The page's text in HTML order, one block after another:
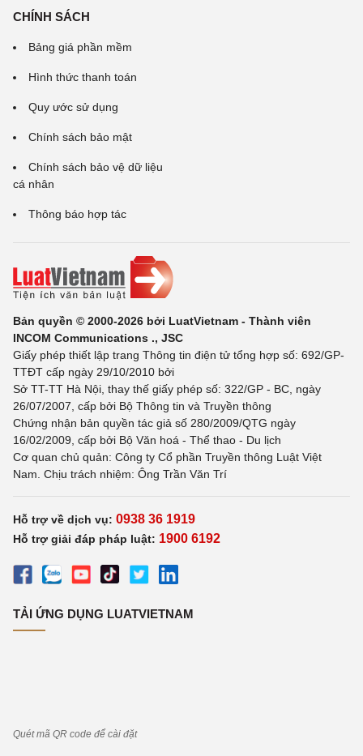
CHÍNH SÁCH
Bảng giá phần mềm
Hình thức thanh toán
Quy ước sử dụng
Chính sách bảo mật
Chính sách bảo vệ dữ liệu
cá nhân
Thông báo hợp tác
Bản quyền © 2000-2026 bởi LuatVietnam - Thành viên
INCOM Communications ., JSC
Giấy phép thiết lập trang Thông tin điện tử tổng hợp số: 692/GP-
TTĐT cấp ngày 29/10/2010 bởi
Sở TT-TT Hà Nội, thay thế giấy phép số: 322/GP - BC, ngày
26/07/2007, cấp bởi Bộ Thông tin và Truyền thông
Chứng nhận bản quyền tác giả số 280/2009/QTG ngày
16/02/2009, cấp bởi Bộ Văn hoá - Thể thao - Du lịch
Cơ quan chủ quản: Công ty Cổ phần Truyền thông Luật Việt
Nam. Chịu trách nhiệm: Ông Trần Văn Trí
Hỗ trợ về dịch vụ: 0938 36 1919
Hỗ trợ giải đáp pháp luật: 1900 6192
TẢI ỨNG DỤNG LUATVIETNAM
Quét mã QR code để cài đặt